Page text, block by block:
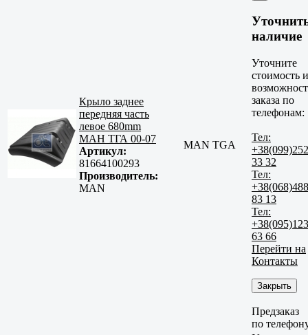
Крыло заднее
передняя часть
левое 680mm
МАН ТГА 00-07
Артикул:
81664100293
Производитель:
MAN
MAN TGA
наличие
Уточните
стоимость и
заказа по
телефонам:
Тел:
+38(099)252
33 32
Тел:
+38(068)488
83 13
Тел:
+38(095)123
63 66
Перейти на
Контакты
Закрыть
Предзаказ
по